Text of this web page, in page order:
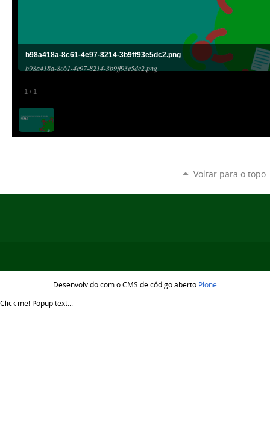
1 / 1
b98a418a-8c61-4e97-8214-3b9ff93e5dc2.png
b98a418a-8c61-4e97-8214-3b9ff93e5dc2.png
Voltar para o topo
Desenvolvido com o CMS de código aberto Plone
Click me! Popup text...